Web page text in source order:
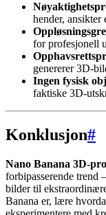
hender,
for profesjonell
genererer 3D-
Ingen fysisk
faktiske 3D-
Konklusjon#
Nano Banana 3D-
forbipasserende trend
bilder til
Banana er, lære